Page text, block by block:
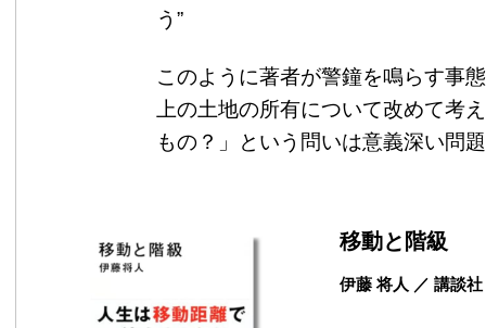
う”
このように著者が警鐘を鳴らす事
上の土地の所有について改めて考
もの？」という問いは意義深い問
移動と階級
伊藤 将人 ／ 講談社